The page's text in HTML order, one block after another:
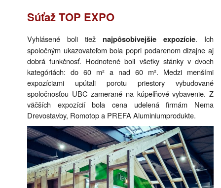
Súťaž TOP EXPO
Vyhlásené boli tiež najpôsobivejšie expozície. Ich
spoločným ukazovateľom bola popri podarenom dizajne aj
dobrá funkčnosť. Hodnotené boli všetky stánky v dvoch
kategóriách: do 60 m² a nad 60 m². Medzi menšími
expozíciami upútali porotu priestory vybudované
spoločnosťou UBC zamerané na kúpeľňové vybavenie. Z
väčších expozícií bola cena udelená firmám Nema
Drevostavby, Romotop a PREFA Aluminiumprodukte.